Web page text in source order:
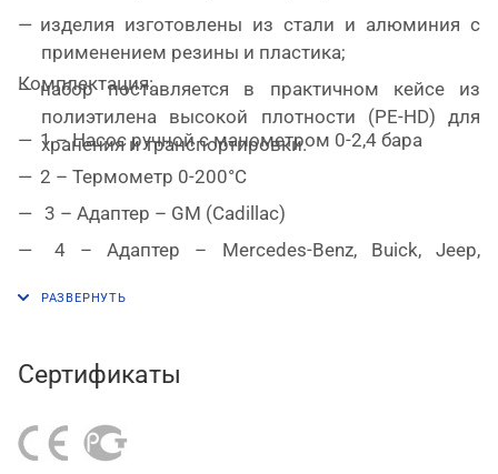
изделия изготовлены из стали и алюминия с
применением резины и пластика;
набор поставляется в практичном кейсе из
полиэтилена высокой плотности (PE-HD) для
хранения и транспортировки.
Комплектация:
1 – Насос ручной с манометром 0-2,4 бара
2 – Термометр 0-200°C
3 – Адаптер – GM (Cadillac)
4 – Адаптер – Mercedes-Benz, Buick, Jeep,
Toyota, Infiniti, GEO, Suzuki, Isuzu, Dodge, Mercedes-
Lexus, Mercury
6 – Адаптер
Сертификаты